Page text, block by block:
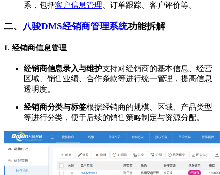
系，包括客户信息管理 、订单跟踪、客户评价等。
二、 八骏DMS经销商管理系统功能拆解
1. 经销商信息管理
经销商信息录入与维护支持对经销商的基本信息、经营
区域、销售业绩、合作条款等进行统一管理，提高信息
透明度。
经销商分类与标签根据经销商的规模、区域、产品类型
等进行分类，便于后续的销售策略制定与资源分配。